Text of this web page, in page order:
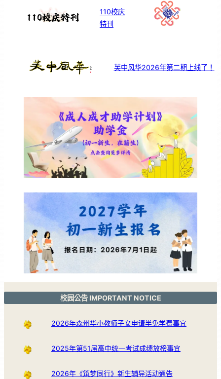
110校庆
特刊
芙中风华2026年第二期上线了！
校园公告 IMPORTANT NOTICE
2026年森州华小教师子女申请半免学费事宜
2025年第51届高中统一考试成绩放榜事宜
2026年《筑梦同行》新生辅导活动通告